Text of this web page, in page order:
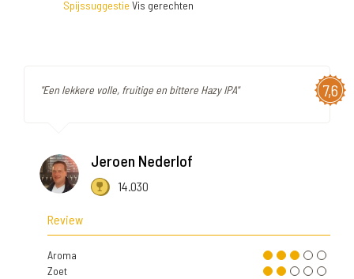
Spijssuggestie Vis gerechten
7,6
"Een lekkere volle, fruitige en bittere Hazy IPA"
Jeroen Nederlof
14.030
Review
Aroma
Zoet